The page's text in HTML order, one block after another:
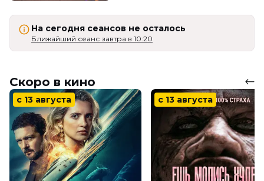
На сегодня сеансов не осталось
Ближайший сеанс завтра в 10:20
Скоро в кино
с 13 августа с 13 августа